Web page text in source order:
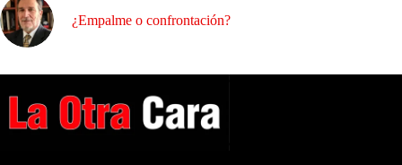
¿Empalme o confrontación?